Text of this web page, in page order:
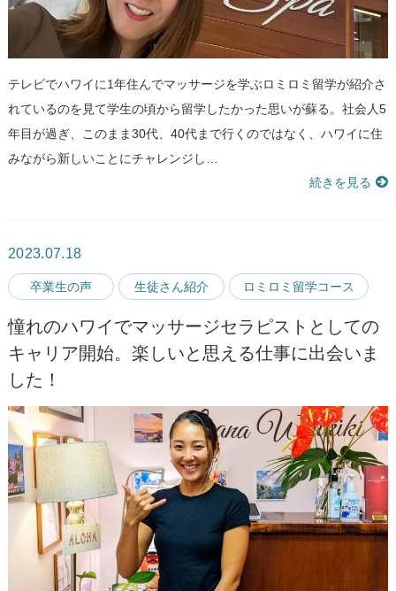
テレビでハワイに1年住んでマッサージを学ぶロミロミ留学が紹介さ
れているのを見て学生の頃から留学したかった思いが蘇る。社会人5
年目が過ぎ、このまま30代、40代まで行くのではなく、ハワイに住
みながら新しいことにチャレンジし…
続きを見る
2023.07.18
卒業生の声 生徒さん紹介 ロミロミ留学コース
憧れのハワイでマッサージセラピストとしての
キャリア開始。楽しいと思える仕事に出会いま
した！